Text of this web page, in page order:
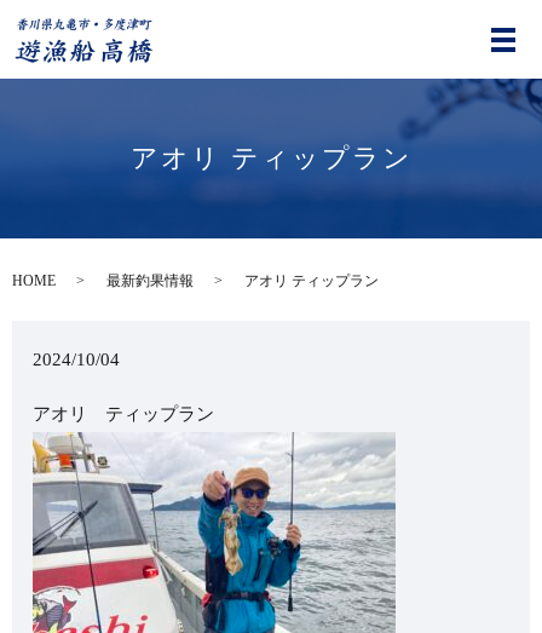
アオリ ティップラン
HOME 最新釣果情報 アオリ ティップラン
2024/10/04
アオリ ティップラン